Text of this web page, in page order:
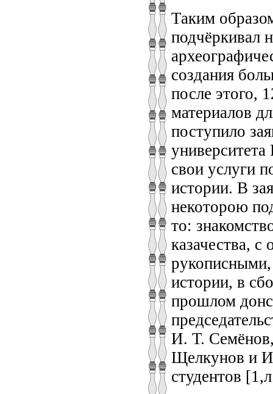
Таким
подчёркивал
создания
после этого,
материалов
поступило
свои услуги
истории. В
некоторою
то:
казачества,
рукописными,
истории, в
прошлом
И. Т.
Щелкунов и
студентов